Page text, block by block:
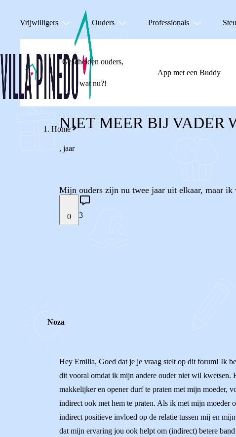
Vrijwilligers Ouders Professionals
Gescheiden ouders,
wat nu?!
App met een Buddy
Home
NIET MEER BIJ VADER
, jaar
Mijn ouders zijn nu twee jaar uit elkaar, maar
0 3
Noza
Hey Emilia, Goed dat je je vraag stelt op dit forum! Ik
dit vooral omdat ik mijn andere ouder niet wil kwetsen.
makkelijker en opener durf te praten met mijn moeder,
indirect ook met hem te praten. Als ik met mijn moeder
indirect positieve invloed op de relatie tussen mij en
dat mijn ervaring jou ook helpt om (indirect) betere